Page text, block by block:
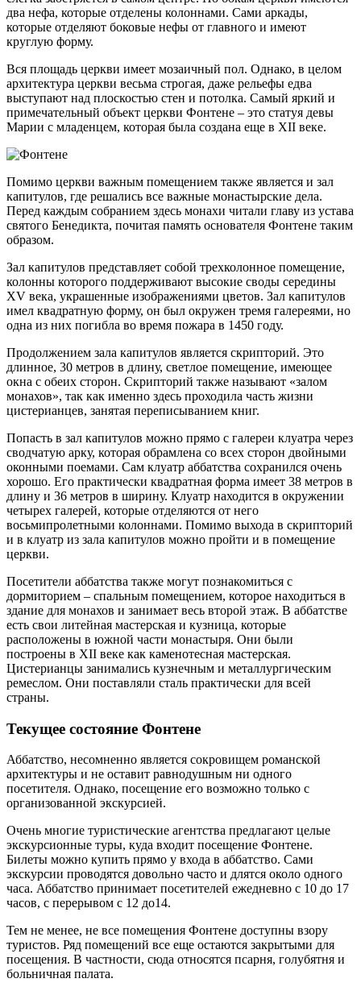
два нефа, которые отделены колоннами. Сами аркады,
которые отделяют боковые нефы от главного и имеют
круглую форму.
Вся площадь церкви имеет мозаичный пол. Однако, в целом
архитектура церкви весьма строгая, даже рельефы едва
выступают над плоскостью стен и потолка. Самый яркий и
примечательный объект церкви Фонтене – это статуя девы
Марии с младенцем, которая была создана еще в XII веке.
Помимо церкви важным помещением также является и зал
капитулов, где решались все важные монастырские дела.
Перед каждым собранием здесь монахи читали главу из устава
святого Бенедикта, почитая память основателя Фонтене таким
образом.
Зал капитулов представляет собой трехколонное помещение,
колонны которого поддерживают высокие своды середины
XV века, украшенные изображениями цветов. Зал капитулов
имел квадратную форму, он был окружен тремя галереями, но
одна из них погибла во время пожара в 1450 году.
Продолжением зала капитулов является скрипторий. Это
длинное, 30 метров в длину, светлое помещение, имеющее
окна с обеих сторон. Скрипторий также называют «залом
монахов», так как именно здесь проходила часть жизни
цистерианцев, занятая переписыванием книг.
Попасть в зал капитулов можно прямо с галереи клуатра через
сводчатую арку, которая обрамлена со всех сторон двойными
оконными поемами. Сам клуатр аббатства сохранился очень
хорошо. Его практически квадратная форма имеет 38 метров в
длину и 36 метров в ширину. Клуатр находится в окружении
четырех галерей, которые отделяются от него
восьмипролетными колоннами. Помимо выхода в скрипторий
и в клуатр из зала капитулов можно пройти и в помещение
церкви.
Посетители аббатства также могут познакомиться с
дормиторием – спальным помещением, которое находиться в
здание для монахов и занимает весь второй этаж. В аббатстве
есть свои литейная мастерская и кузница, которые
расположены в южной части монастыря. Они были
построены в XII веке как каменотесная мастерская.
Цистерианцы занимались кузнечным и металлургическим
ремеслом. Они поставляли сталь практически для всей
страны.
Текущее состояние Фонтене
Аббатство, несомненно является сокровищем романской
архитектуры и не оставит равнодушным ни одного
посетителя. Однако, посещение его возможно только с
организованной экскурсией.
Очень многие туристические агентства предлагают целые
экскурсионные туры, куда входит посещение Фонтене.
Билеты можно купить прямо у входа в аббатство. Сами
экскурсии проводятся довольно часто и длятся около одного
часа. Аббатство принимает посетителей ежедневно с 10 до 17
часов, с перерывом с 12 до14.
Тем не менее, не все помещения Фонтене доступны взору
туристов. Ряд помещений все еще остаются закрытыми для
посещения. В частности, сюда относятся псарня, голубятня и
больничная палата.